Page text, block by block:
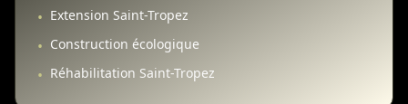
• Extension Saint-Tropez
• Construction écologique
• Réhabilitation Saint-Tropez